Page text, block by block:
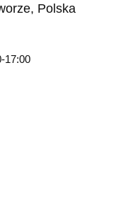
Polska
17:00